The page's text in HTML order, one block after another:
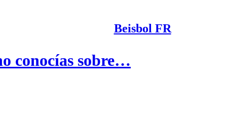
Beisbol FR
conocías sobre…